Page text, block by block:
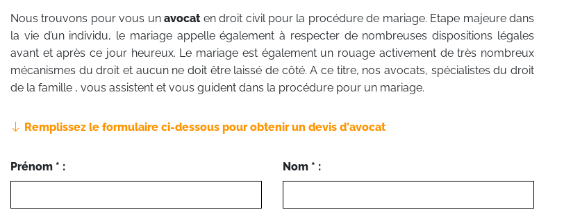
Nous trouvons pour vous unavocat en droit civil pour la procédure de mariage. Etape majeure dans
la vie d’un individu, le mariage appelle également à respecter de nombreuses dispositions légales
avant et après ce jour heureux. Le mariage est également un rouage activement de très nombreux
mécanismes du droit et aucun ne doit être laissé de côté. A ce titre, nos avocats, spécialistes du droit
de la famille , vous assistent et vous guident dans la procédure pour un mariage.
Remplissez le formulaire ci-dessous pour obtenir un devis d'avocat
Prénom * : Nom * :